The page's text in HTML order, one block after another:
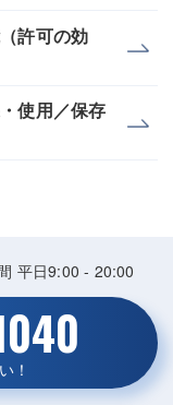
許可の効
使用／保存
平日9:00 - 20:00
！